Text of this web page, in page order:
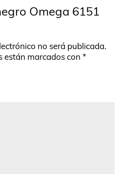
Omega 6151
no será publicada.
están marcados con *